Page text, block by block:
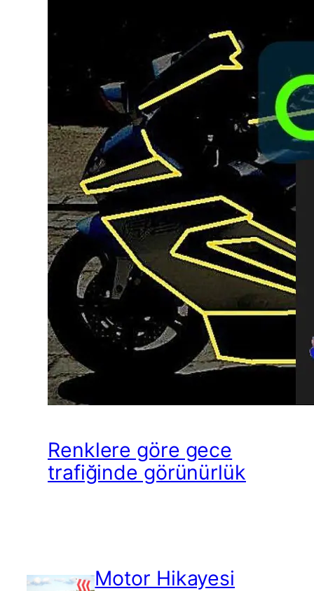
Renklere göre gece
trafiğinde görünürlük
Motor Hikayesi